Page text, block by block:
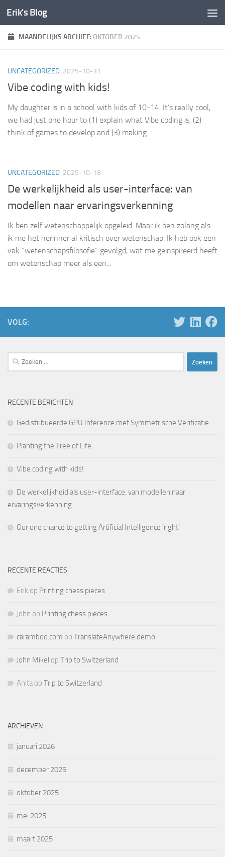
Doorgaan naar inhoud
Erik's Blog
MAANDELIJKS ARCHIEF:OKTOBER 2025
UNCATEGORIZED 2025-10-31
Vibe coding with kids!
My daughter is in a school with kids of 10-14. It’s really cool,
we had just one hour to (1) explain what Vibe coding is, (2)
think of games to develop and (3) making...
UNCATEGORIZED 2025-10-18
De werkelijkheid als user-interface: van
modellen naar ervaringsverkenning
Ik ben zelf wetenschappelijk opgeleid. Maar ik ben zolang als
ik me het herinner al kritisch over wetenschap. Ik heb ook een
vak “wetenschapsfilosofie” gevolgd, wat me geïnspireerd heeft
om wetenschap meer als een...
VOLG:
Zoeken
naar:
RECENTE BERICHTEN
Gedistribueerde GPU Inference met Symmetrische Verificatie
Planting the Tree of Life
Vibe coding with kids!
De werkelijkheid als user-interface: van modellen naar
ervaringsverkenning
Our one chance to getting Artificial Intelligence ‘right’
RECENTE REACTIES
Erik op Printing chess pieces
John op Printing chess pieces
caramboo.com op TranslateAnywhere demo
John Mikel op Trip to Switzerland
Anita op Trip to Switzerland
ARCHIEVEN
januari 2026
december 2025
oktober 2025
mei 2025
maart 2025